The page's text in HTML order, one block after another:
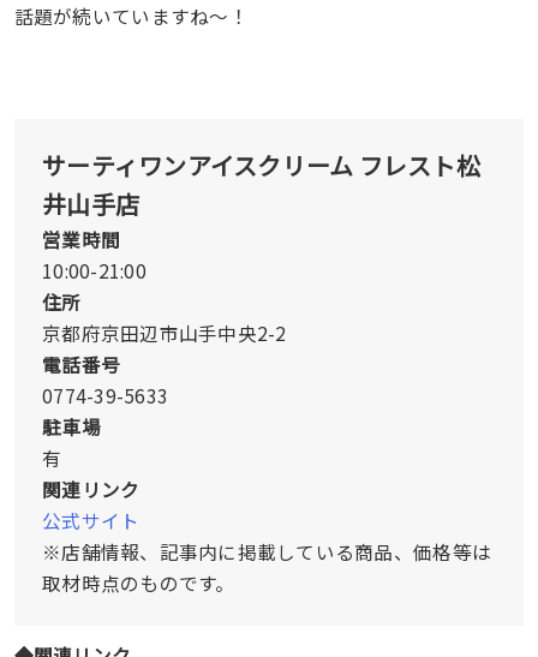
話題が続いていますね〜！
サーティワンアイスクリーム フレスト松
井山手店
営業時間
10:00-21:00
住所
京都府京田辺市山手中央2-2
電話番号
0774-39-5633
駐車場
有
関連リンク
公式サイト
※店舗情報、記事内に掲載している商品、価格等は
取材時点のものです。